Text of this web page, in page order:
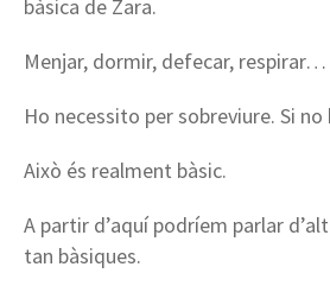
bàsica de Zara.
Menjar, dormir, defecar, respirar…
Ho necessito per sobreviure. Si
Això és realment bàsic.
A partir d’aquí podríem parlar
tan bàsiques.